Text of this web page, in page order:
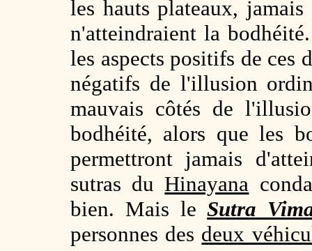
les hauts plateaux,
n'atteindraient la
les aspects positifs de ces
négatifs de l'illusion
mauvais côtés de
bodhéité, alors que les
permettront jamais
sutras du Hinayana
bien. Mais leSutra
personnes des deux